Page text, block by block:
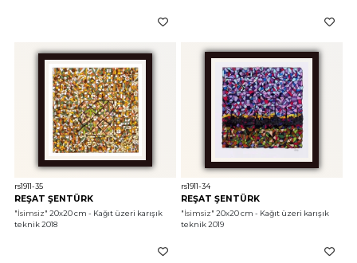
rs1911-35
REŞAT ŞENTÜRK
"İsimsiz" 20x20 cm - Kağıt üzeri karışık
teknik 2018
rs1911-34
REŞAT ŞENTÜRK
"İsimsiz" 20x20 cm - Kağıt üzeri karışık
teknik 2019